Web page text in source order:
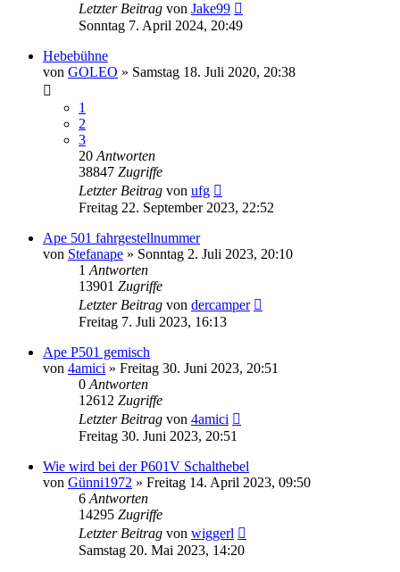
Letzter Beitrag von Jake99
Sonntag 7. April 2024, 20:49
Hebebühne
von GOLEO » Samstag 18. Juli 2020, 20:38
1
2
3
20 Antworten
38847 Zugriffe
Letzter Beitrag von ufg
Freitag 22. September 2023, 22:52
Ape 501 fahrgestellnummer
von Stefanape » Sonntag 2. Juli 2023, 20:10
1 Antworten
13901 Zugriffe
Letzter Beitrag von dercamper
Freitag 7. Juli 2023, 16:13
Ape P501 gemisch
von 4amici » Freitag 30. Juni 2023, 20:51
0 Antworten
12612 Zugriffe
Letzter Beitrag von 4amici
Freitag 30. Juni 2023, 20:51
Wie wird bei der P601V Schalthebel
von Günni1972 » Freitag 14. April 2023, 09:50
6 Antworten
14295 Zugriffe
Letzter Beitrag von wiggerl
Samstag 20. Mai 2023, 14:20